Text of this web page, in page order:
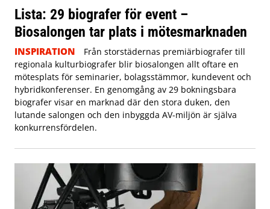
Lista: 29 biografer för event –
Biosalongen tar plats i mötesmarknaden
INSPIRATION
Från storstädernas premiärbiografer till
regionala kulturbiografer blir biosalongen allt oftare en
mötesplats för seminarier, bolagsstämmor, kundevent och
hybridkonferenser. En genomgång av 29 bokningsbara
biografer visar en marknad där den stora duken, den
lutande salongen och den inbyggda AV-miljön är själva
konkurrensfördelen.